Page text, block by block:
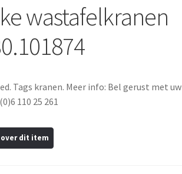
wastafelkranen
Tags kranen. Meer info: Bel gerust met uw
110 25 261